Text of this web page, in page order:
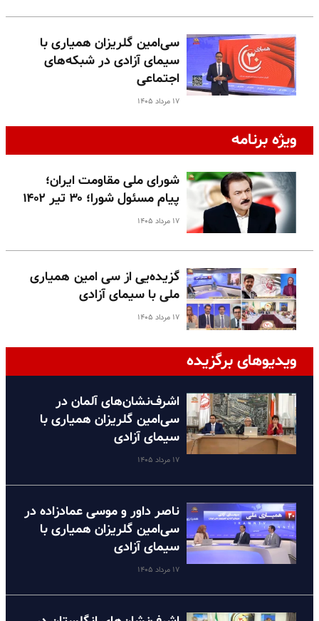
سی‌امین گلریزان همیاری با
سیمای آزادی در شبکه‌های
اجتماعی
۱۷ مرداد ۱۴۰۵
ویژه برنامه
شورای ملی مقاومت ایران؛
پیام مسئول شورا؛ ۳۰ تیر ۱۴۰۲
۱۷ مرداد ۱۴۰۵
گزیده‌یی از سی امین همیاری
ملی با سیمای آزادی
۱۷ مرداد ۱۴۰۵
ویدیوهای برگزیده
اشرف‌نشان‌های آلمان در
سی‌امین گلریزان همیاری با
سیمای آزادی
۱۷ مرداد ۱۴۰۵
ناصر داور و موسی عمادزاده در
سی‌امین گلریزان همیاری با
سیمای آزادی
۱۷ مرداد ۱۴۰۵